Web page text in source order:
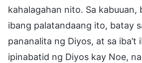
kahalagahan nito. Sa kabuuan,
ibang palatandaang ito, batay
pananalita ng Diyos, at sa iba’t
ipinabatid ng Diyos kay Noe,